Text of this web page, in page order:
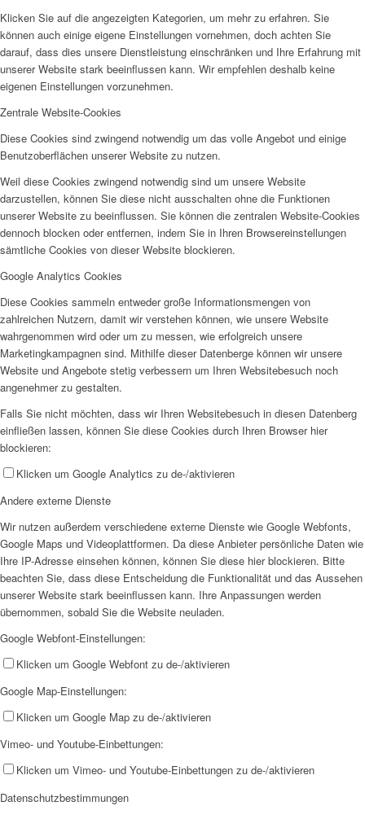
Klicken Sie auf die angezeigten Kategorien, um mehr zu erfahren. Sie
können auch einige eigene Einstellungen vornehmen, doch achten Sie
darauf, dass dies unsere Dienstleistung einschränken und Ihre Erfahrung mit
unserer Website stark beeinflussen kann. Wir empfehlen deshalb keine
eigenen Einstellungen vorzunehmen.
Zentrale Website-Cookies
Diese Cookies sind zwingend notwendig um das volle Angebot und einige
Benutzoberflächen unserer Website zu nutzen.
Weil diese Cookies zwingend notwendig sind um unsere Website
darzustellen, können Sie diese nicht ausschalten ohne die Funktionen
unserer Website zu beeinflussen. Sie können die zentralen Website-Cookies
dennoch blocken oder entfernen, indem Sie in Ihren Browsereinstellungen
sämtliche Cookies von dieser Website blockieren.
Google Analytics Cookies
Diese Cookies sammeln entweder große Informationsmengen von
zahlreichen Nutzern, damit wir verstehen können, wie unsere Website
wahrgenommen wird oder um zu messen, wie erfolgreich unsere
Marketingkampagnen sind. Mithilfe dieser Datenberge können wir unsere
Website und Angebote stetig verbessern um Ihren Websitebesuch noch
angenehmer zu gestalten.
Falls Sie nicht möchten, dass wir Ihren Websitebesuch in diesen Datenberg
einfließen lassen, können Sie diese Cookies durch Ihren Browser hier
blockieren:
Klicken um Google Analytics zu de-/aktivieren
Andere externe Dienste
Wir nutzen außerdem verschiedene externe Dienste wie Google Webfonts,
Google Maps und Videoplattformen. Da diese Anbieter persönliche Daten wie
Ihre IP-Adresse einsehen können, können Sie diese hier blockieren. Bitte
beachten Sie, dass diese Entscheidung die Funktionalität und das Aussehen
unserer Website stark beeinflussen kann. Ihre Anpassungen werden
übernommen, sobald Sie die Website neuladen.
Google Webfont-Einstellungen:
Klicken um Google Webfont zu de-/aktivieren
Google Map-Einstellungen:
Klicken um Google Map zu de-/aktivieren
Vimeo- und Youtube-Einbettungen:
Klicken um Vimeo- und Youtube-Einbettungen zu de-/aktivieren
Datenschutzbestimmungen